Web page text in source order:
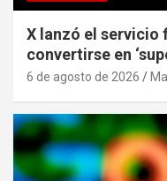
X lanzó el servicio
convertirse en
6 de agosto de 2026